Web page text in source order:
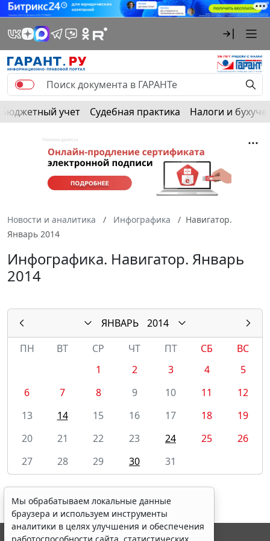
Бюджетный учет Судебная практика Налоги и
Новости и аналитика Инфографика
Навигатор.
Январь 2014
Инфографика. Навигатор. Январь
2014
ЯНВАРЬ
2014
ПН
ВТ СР ЧТ ПТ СБ
ВС
1
2 3 4
5
6
7 8 9 10 11
12
13
14 15 16 17 18
19
20
21 22 23 24 25
26
27
28 29 30 31
Мы обрабатываем локальные данные
браузера и используем инструменты
аналитики в целях улучшения и обеспечения